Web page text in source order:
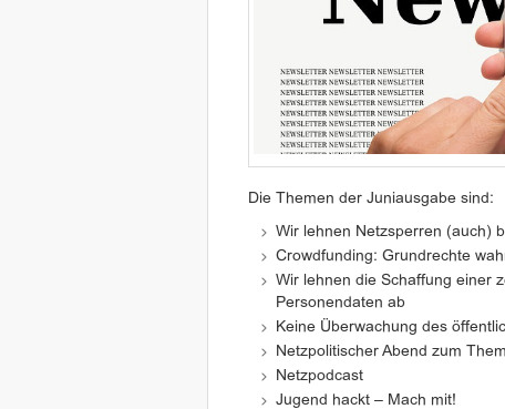
Die Themen der Juniausgabe sind:
Wir lehnen Netzsperren (auch)
Crowdfunding: Grundrechte
Wir lehnen die Schaffung einer
Personendaten ab
Keine Überwachung des
Netzpolitischer Abend zum
Netzpodcast
Jugend hackt – Mach mit!